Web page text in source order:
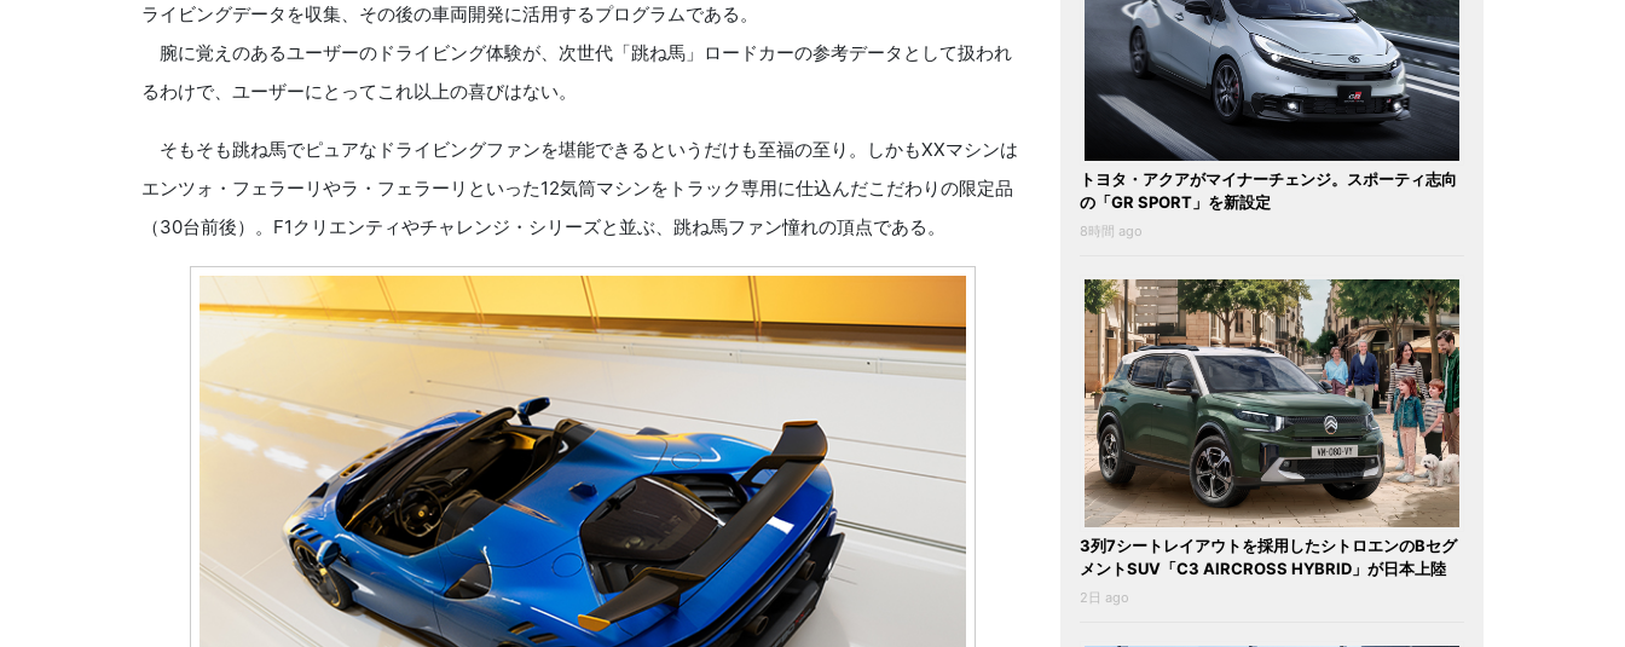
ライビングデータを収集、その後の車両開発に活用するプログラムである。
腕に覚えのあるユーザーのドライビング体験が、次世代「跳ね馬」ロードカーの参考データとして扱われ
るわけで、ユーザーにとってこれ以上の喜びはない。
そもそも跳ね馬でピュアなドライビングファンを堪能できるというだけも至福の至り。しかもXXマシンは
エンツォ・フェラーリやラ・フェラーリといった12気筒マシンをトラック専用に仕込んだこだわりの限定品
（30台前後）。F1クリエンティやチャレンジ・シリーズと並ぶ、跳ね馬ファン憧れの頂点である。
トヨタ・アクアがマイナーチェンジ。スポーティ志向
の「GR SPORT」を新設定
8時間 ago
3列7シートレイアウトを採用したシトロエンのBセグ
メントSUV「C3 AIRCROSS HYBRID」が日本上陸
2日 ago